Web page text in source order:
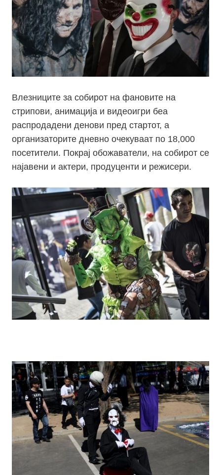
Влезниците за собирот на фановите на
стрипови, анимација и видеоигри беа
распродадени денови пред стартот, а
организаторите дневно очекуваат по 18,000
посетители. Покрај обожаватели, на собирот се
најавени и актери, продуценти и режисери.